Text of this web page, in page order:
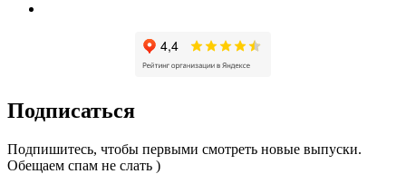
Подписаться
Подпишитесь, чтобы первыми смотреть новые выпуски.
Обещаем спам не слать )